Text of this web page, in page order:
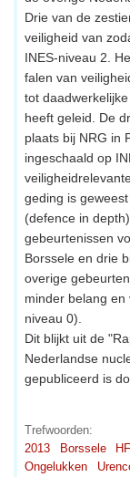
Drie van de
veiligheid van
INES-niveau 2.
falen van
tot
heeft geleid. De
plaats bij NRG in
ingeschaald op
geding is
(defence in
gebeurtenissen
Borssele en drie
overige
minder belang en
niveau 0).
Dit blijkt uit de
Nederlandse
gepubliceerd is
Trefwoorden:
2013
Borssele
Ongelukken